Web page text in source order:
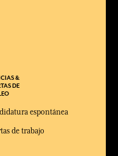
&
DE
espontánea
de trabajo